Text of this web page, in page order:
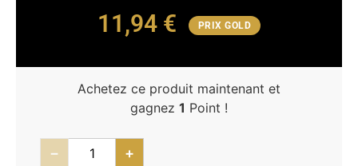
11,94 € PRIX GOLD
Achetez ce produit maintenant et
gagnez 1 Point !
− +